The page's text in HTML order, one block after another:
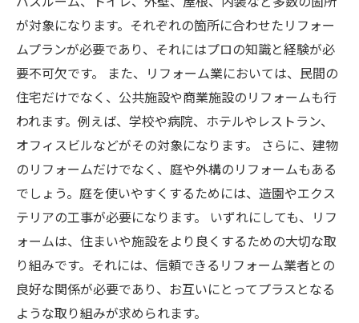
が対象になります。それぞれの箇所に合わせたリフォー
ムプランが必要であり、それにはプロの知識と経験が必
要不可欠です。 また、リフォーム業においては、民間の
住宅だけでなく、公共施設や商業施設のリフォームも行
われます。例えば、学校や病院、ホテルやレストラン、
オフィスビルなどがその対象になります。 さらに、建物
のリフォームだけでなく、庭や外構のリフォームもある
でしょう。庭を使いやすくするためには、造園やエクス
テリアの工事が必要になります。 いずれにしても、リフ
ォームは、住まいや施設をより良くするための大切な取
り組みです。それには、信頼できるリフォーム業者との
良好な関係が必要であり、お互いにとってプラスとなる
ような取り組みが求められます。